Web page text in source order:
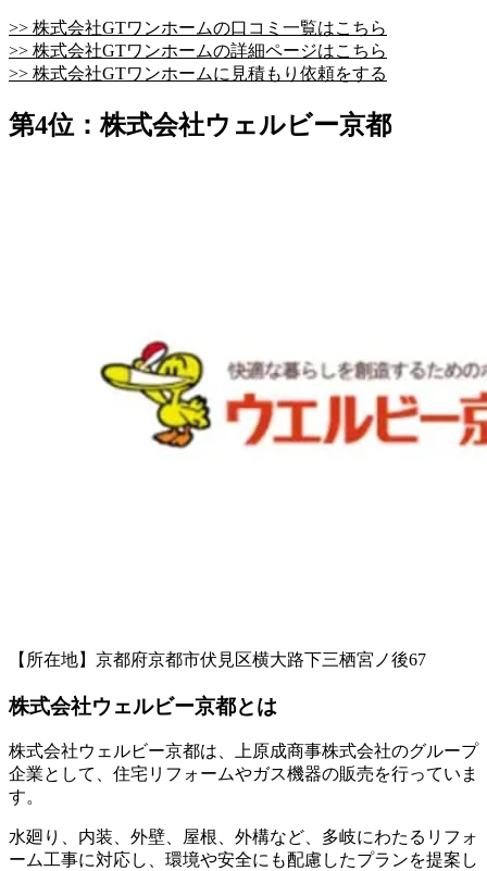
>> 株式会社GTワンホームの口コミ一覧はこちら
>> 株式会社GTワンホームの詳細ページはこちら
>> 株式会社GTワンホームに見積もり依頼をする
第4位：株式会社ウェルビー京都
【所在地】京都府京都市伏見区横大路下三栖宮ノ後67
株式会社ウェルビー京都とは
株式会社ウェルビー京都は、上原成商事株式会社のグループ
企業として、住宅リフォームやガス機器の販売を行っていま
す。
水廻り、内装、外壁、屋根、外構など、多岐にわたるリフォ
ーム工事に対応し、環境や安全にも配慮したプランを提案し